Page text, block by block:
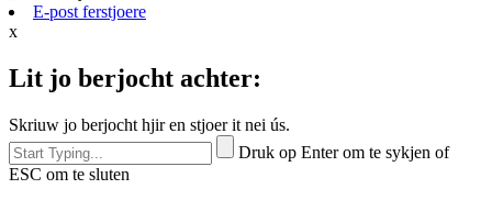
E-post ferstjoere
x
Lit jo berjocht achter:
Skriuw jo berjocht hjir en stjoer it nei ús.
Druk op Enter om te sykjen of
ESC om te sluten